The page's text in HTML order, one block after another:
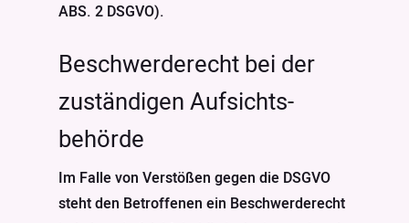
ABS. 2 DSGVO).
Beschwerde­recht bei der
zuständigen Aufsichts­
behörde
Im Falle von Verstößen gegen die DSGVO
steht den Betroffenen ein Beschwerderecht